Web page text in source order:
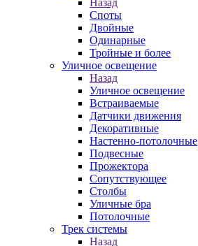
Назад
Споты
Двойные
Одинарные
Тройные и более
Уличное освещение
Назад
Уличное освещение
Встраиваемые
Датчики движения
Декоративные
Настенно-потолочные
Подвесные
Прожектора
Сопутствующее
Столбы
Уличные бра
Потолочные
Трек системы
Назад